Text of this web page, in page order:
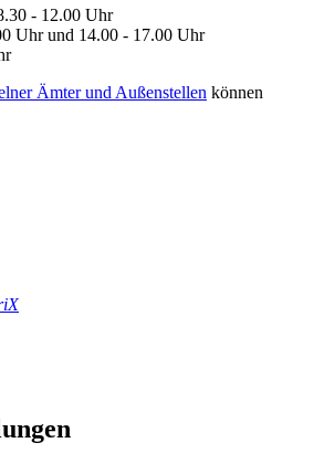
- 12.00 Uhr
Uhr und 14.00 - 17.00 Uhr
Ämter und Außenstellen können